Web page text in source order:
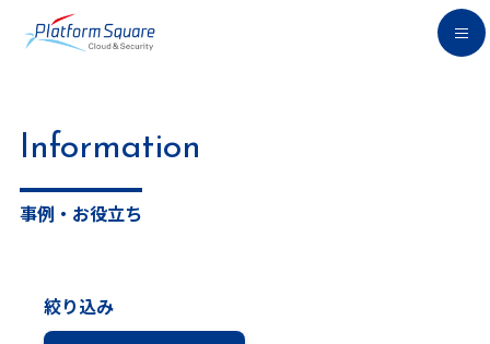
Information
事例・お役立ち
絞り込み